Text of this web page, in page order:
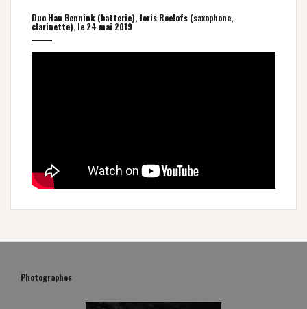
Duo Han Bennink (batterie), Joris Roelofs (saxophone,
clarinette), le 24 mai 2019
Photographes